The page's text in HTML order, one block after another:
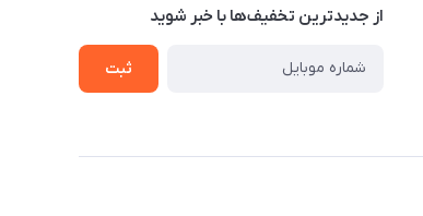
از جدید‌ترین تخفیف‌ها با‌ خبر شوید
ثبت